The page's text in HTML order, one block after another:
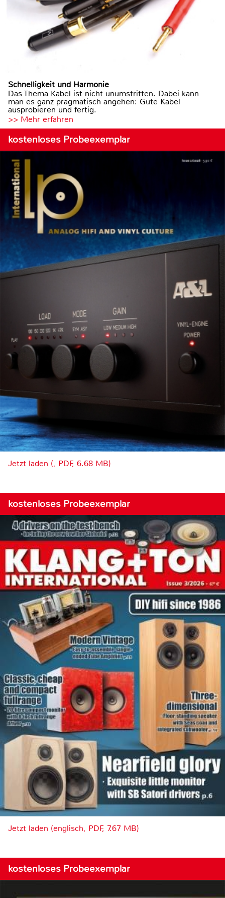
Schnelligkeit und Harmonie
Das Thema Kabel ist nicht unumstritten. Dabei kann
man es ganz pragmatisch angehen: Gute Kabel
ausprobieren und fertig.
>> Mehr erfahren
kostenloses Probeexemplar
Jetzt laden (, PDF, 6.68 MB)
kostenloses Probeexemplar
Jetzt laden (englisch, PDF, 7.67 MB)
kostenloses Probeexemplar